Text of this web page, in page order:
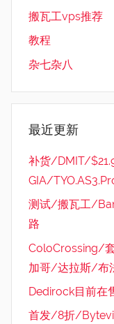
搬瓦工vps推荐
教程
杂七杂八
最近更新
补货/DMIT/
GIA/
测试/搬瓦工/
路
ColoCrossing/
加哥/达拉斯/布
Dedirock目前在
首发/8折/